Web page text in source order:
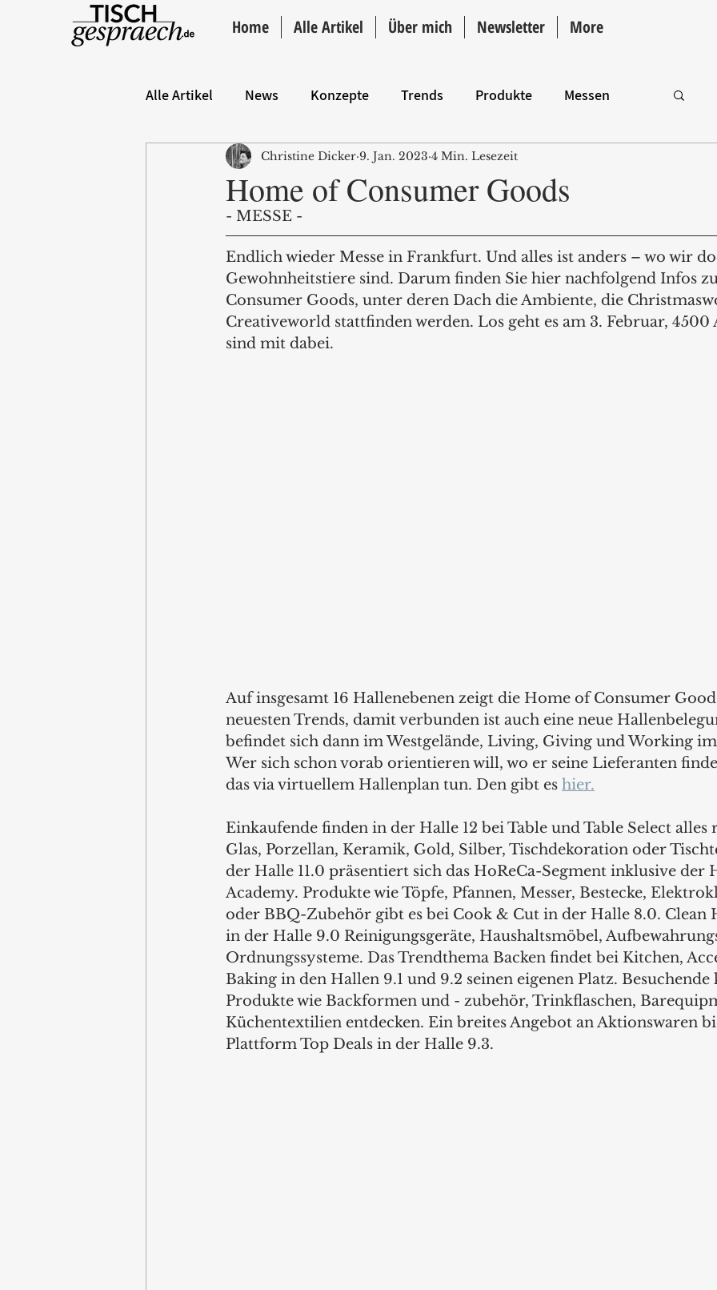
Home Alle Artikel Über mich Newsletter More
Alle Artikel News Konzepte Trends Produkte Messen
Hintergrund ANZEIGE Intro
Home of Consumer Goods
Christine Dicker 9. Jan. 2023 4 Min. Lesezeit
- MESSE -
Endlich wieder Messe in Frankfurt. Und alles ist anders – wo wir
Gewohnheitstiere sind. Darum finden Sie hier nachfolgend Infos
Consumer Goods, unter deren Dach die Ambiente, die
Creativeworld stattfinden werden. Los geht es am 3. Februar,
sind mit dabei.
Auf insgesamt 16 Hallenebenen zeigt die Home of Consumer
neuesten Trends, damit verbunden ist auch eine neue
befindet sich dann im Westgelände, Living, Giving und Working
Wer sich schon vorab orientieren will, wo er seine Lieferanten
das via virtuellem Hallenplan tun. Den gibt es hier.
Einkaufende finden in der Halle 12 bei Table und Table Select
Glas, Porzellan, Keramik, Gold, Silber, Tischdekoration oder
der Halle 11.0 präsentiert sich das HoReCa-Segment inklusive der
Academy. Produkte wie Töpfe, Pfannen, Messer, Bestecke,
oder BBQ-Zubehör gibt es bei Cook & Cut in der Halle 8.0. Clean
in der Halle 9.0 Reinigungsgeräte, Haushaltsmöbel,
Ordnungssysteme. Das Trendthema Backen findet bei Kitchen,
Baking in den Hallen 9.1 und 9.2 seinen eigenen Platz.
Produkte wie Backformen und - zubehör, Trinkflaschen,
Küchentextilien entdecken. Ein breites Angebot an Aktionswaren
Plattform Top Deals in der Halle 9.3.